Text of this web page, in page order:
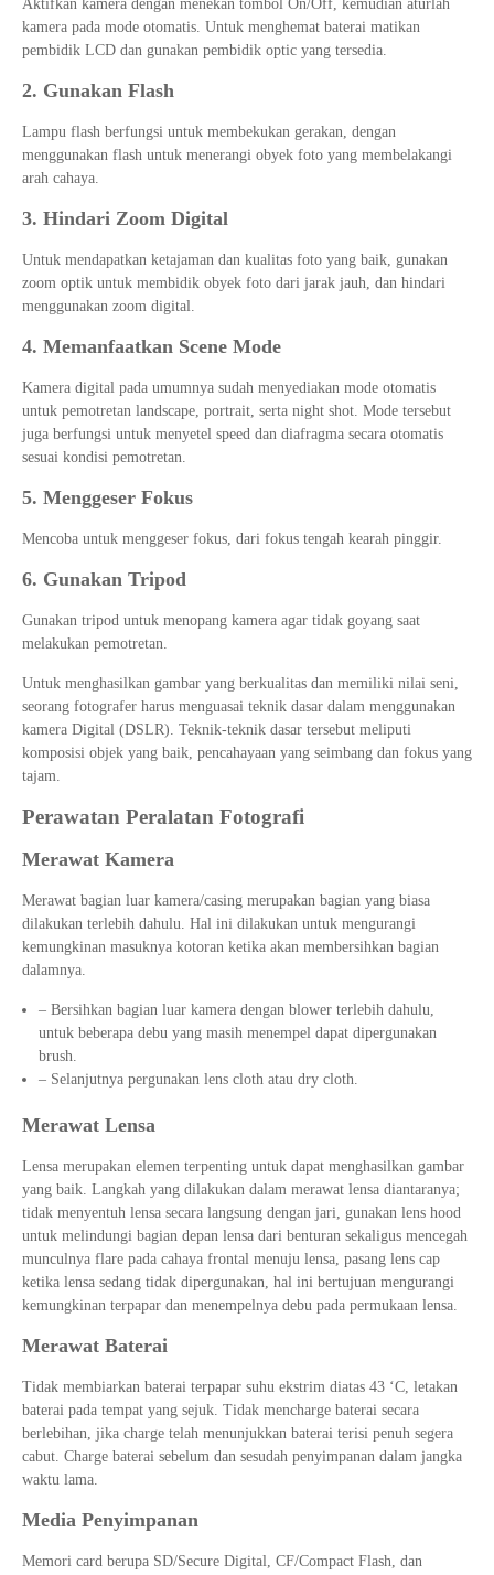
Aktifkan kamera dengan menekan tombol On/Off, kemudian aturlah
kamera pada mode otomatis. Untuk menghemat baterai matikan
pembidik LCD dan gunakan pembidik optic yang tersedia.
2. Gunakan Flash
Lampu flash berfungsi untuk membekukan gerakan, dengan
menggunakan flash untuk menerangi obyek foto yang membelakangi
arah cahaya.
3. Hindari Zoom Digital
Untuk mendapatkan ketajaman dan kualitas foto yang baik, gunakan
zoom optik untuk membidik obyek foto dari jarak jauh, dan hindari
menggunakan zoom digital.
4. Memanfaatkan Scene Mode
Kamera digital pada umumnya sudah menyediakan mode otomatis
untuk pemotretan landscape, portrait, serta night shot. Mode tersebut
juga berfungsi untuk menyetel speed dan diafragma secara otomatis
sesuai kondisi pemotretan.
5. Menggeser Fokus
Mencoba untuk menggeser fokus, dari fokus tengah kearah pinggir.
6. Gunakan Tripod
Gunakan tripod untuk menopang kamera agar tidak goyang saat
melakukan pemotretan.
Untuk menghasilkan gambar yang berkualitas dan memiliki nilai seni,
seorang fotografer harus menguasai teknik dasar dalam menggunakan
kamera Digital (DSLR). Teknik-teknik dasar tersebut meliputi
komposisi objek yang baik, pencahayaan yang seimbang dan fokus yang
tajam.
Perawatan Peralatan Fotografi
Merawat Kamera
Merawat bagian luar kamera/casing merupakan bagian yang biasa
dilakukan terlebih dahulu. Hal ini dilakukan untuk mengurangi
kemungkinan masuknya kotoran ketika akan membersihkan bagian
dalamnya.
– Bersihkan bagian luar kamera dengan blower terlebih dahulu,
untuk beberapa debu yang masih menempel dapat dipergunakan
brush.
– Selanjutnya pergunakan lens cloth atau dry cloth.
Merawat Lensa
Lensa merupakan elemen terpenting untuk dapat menghasilkan gambar
yang baik. Langkah yang dilakukan dalam merawat lensa diantaranya;
tidak menyentuh lensa secara langsung dengan jari, gunakan lens hood
untuk melindungi bagian depan lensa dari benturan sekaligus mencegah
munculnya flare pada cahaya frontal menuju lensa, pasang lens cap
ketika lensa sedang tidak dipergunakan, hal ini bertujuan mengurangi
kemungkinan terpapar dan menempelnya debu pada permukaan lensa.
Merawat Baterai
Tidak membiarkan baterai terpapar suhu ekstrim diatas 43 ‘C, letakan
baterai pada tempat yang sejuk. Tidak mencharge baterai secara
berlebihan, jika charge telah menunjukkan baterai terisi penuh segera
cabut. Charge baterai sebelum dan sesudah penyimpanan dalam jangka
waktu lama.
Media Penyimpanan
Memori card berupa SD/Secure Digital, CF/Compact Flash, dan